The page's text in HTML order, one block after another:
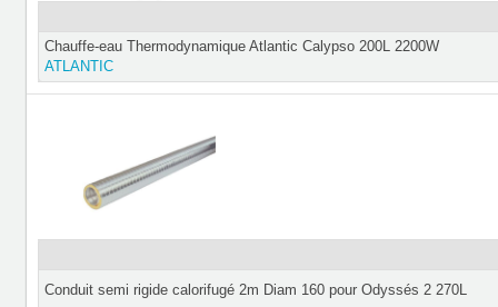
Chauffe-eau Thermodynamique Atlantic Calypso 200L 2200W
ATLANTIC
Conduit semi rigide calorifugé 2m Diam 160 pour Odyssés 2 270L